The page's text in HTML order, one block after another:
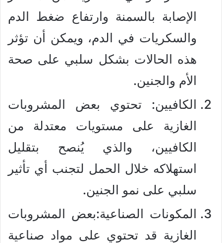
الإصابة بالسمنة وارتفاع ضغط الدم
والسكريات في الدم، ويمكن أن تؤثر
هذه الحالات بشكل سلبي على صحة
الأم والجنين.
الكافيين: تحتوي بعض المشروبات
الغازية على مستويات معتدلة من
الكافيين، والذي يُنصح بتقليل
استهلاكه خلال الحمل لتجنب أي تأثير
سلبي على نمو الجنين.
المكونات الصناعية:بعض المشروبات
الغازية قد تحتوي على مواد صناعية